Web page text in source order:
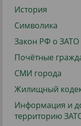
История
Символика
Закон РФ о ЗАТО
Почётные
СМИ города
Жилищный
Информация и
территорию